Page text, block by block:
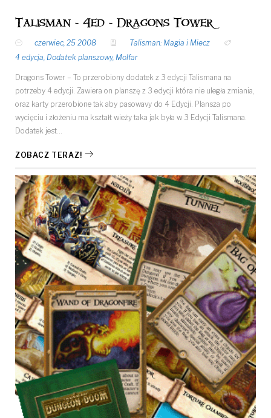
Talisman - 4ed - Dragons Tower
czerwiec, 25 2008
Talisman: Magia i Miecz
4 edycja, Dodatek planszowy, Molfar
Dragons Tower – To przerobiony dodatek z 3 edycji Talismana na
potrzeby 4 edycji. Zawiera on planszę z 3 edycji która nie uległa zmiania,
oraz karty przerobione tak aby pasowavy do 4 Edycji. Plansza po
wycięciu i złożeniu ma kształt wieży taka jak była w 3 Edycji Talismana.
Dodatek jest…
ZOBACZ TERAZ!